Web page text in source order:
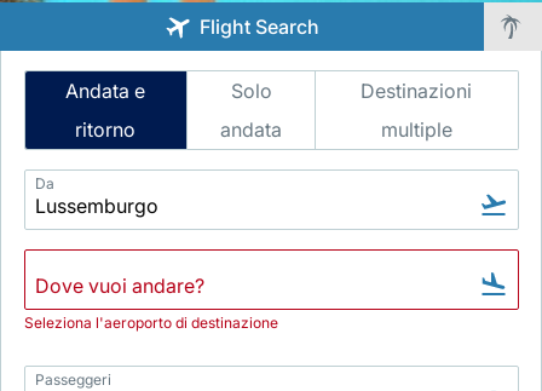
Gruppo Luxair
Flight Search
Intelligent
Search
Andata e
ritorno
Solo
andata
Destinazioni
multiple
Da
Seleziona l'aeroporto di destinazione
Passeggeri